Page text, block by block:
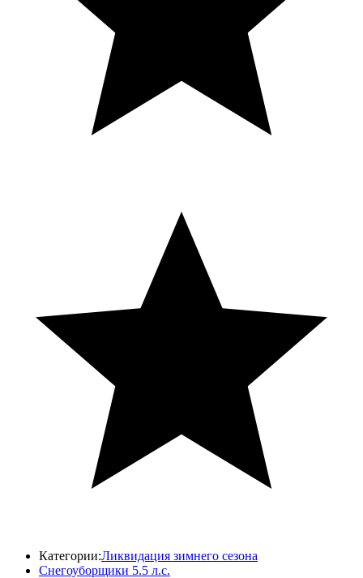
Категории:Ликвидация зимнего сезона
Снегоуборщики 5.5 л.с.